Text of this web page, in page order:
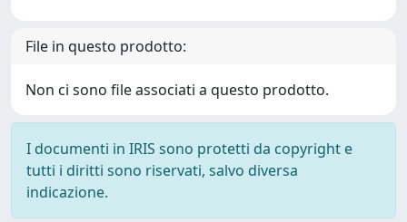
File in questo prodotto:
Non ci sono file associati a questo prodotto.
I documenti in IRIS sono protetti da copyright e
tutti i diritti sono riservati, salvo diversa
indicazione.